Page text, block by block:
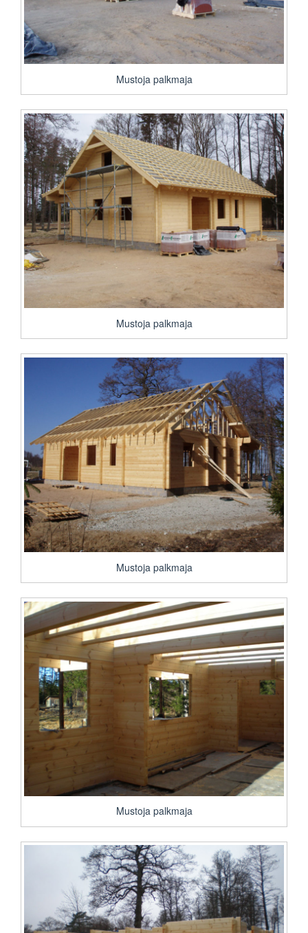
Mustoja palkmaja
Mustoja palkmaja
Mustoja palkmaja
Mustoja palkmaja